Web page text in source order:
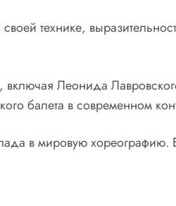
технике,
Леонида
балета в современном
в мировую хореографию.